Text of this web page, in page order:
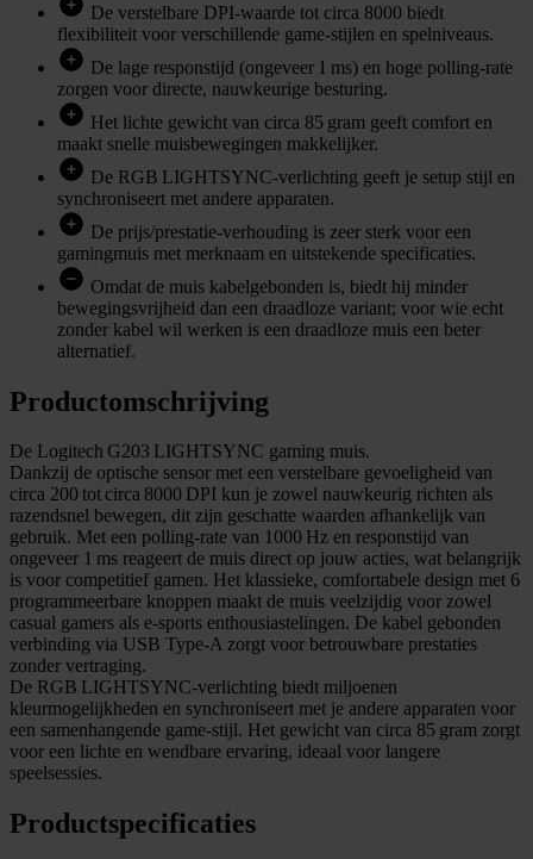
De verstelbare DPI‑waarde tot circa 8000 biedt
flexibiliteit voor verschillende game‑stijlen en spelniveaus.
De lage responstijd (ongeveer 1 ms) en hoge polling‑rate
zorgen voor directe, nauwkeurige besturing.
Het lichte gewicht van circa 85 gram geeft comfort en
maakt snelle muisbewegingen makkelijker.
De RGB LIGHTSYNC‑verlichting geeft je setup stijl en
synchroniseert met andere apparaten.
De prijs/prestatie‑verhouding is zeer sterk voor een
gamingmuis met merknaam en uitstekende specificaties.
Omdat de muis kabelgebonden is, biedt hij minder
bewegingsvrijheid dan een draadloze variant; voor wie echt
zonder kabel wil werken is een draadloze muis een beter
alternatief.
Productomschrijving
De Logitech G203 LIGHTSYNC gaming muis.
Dankzij de optische sensor met een verstelbare gevoeligheid van
circa 200 tot circa 8000 DPI kun je zowel nauwkeurig richten als
razendsnel bewegen, dit zijn geschatte waarden afhankelijk van
gebruik. Met een polling‑rate van 1000 Hz en responstijd van
ongeveer 1 ms reageert de muis direct op jouw acties, wat belangrijk
is voor competitief gamen. Het klassieke, comfortabele design met 6
programmeerbare knoppen maakt de muis veelzijdig voor zowel
casual gamers als e‑sports enthousiastelingen. De kabel gebonden
verbinding via USB Type‑A zorgt voor betrouwbare prestaties
zonder vertraging.
De RGB LIGHTSYNC‑verlichting biedt miljoenen
kleurmogelijkheden en synchroniseert met je andere apparaten voor
een samenhangende game‑stijl. Het gewicht van circa 85 gram zorgt
voor een lichte en wendbare ervaring, ideaal voor langere
speelsessies.
Productspecificaties